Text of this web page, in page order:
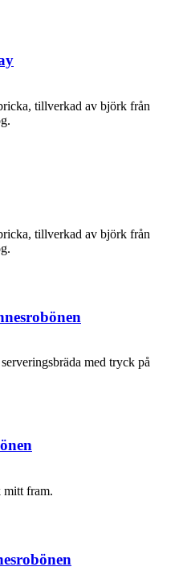
tillverkad av björk från
tillverkad av björk från
med tryck på
mitt fram.